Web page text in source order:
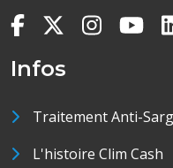
Infos
Traitement Anti-
L'histoire Clim Cash